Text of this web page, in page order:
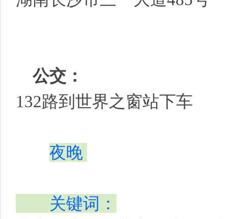
公交：
132路到世界之窗站下车
夜晚
关键词：